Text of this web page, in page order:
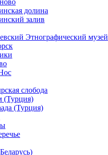
долина
залив
Этнографический музей
слобода
(Турция)
(Турция)